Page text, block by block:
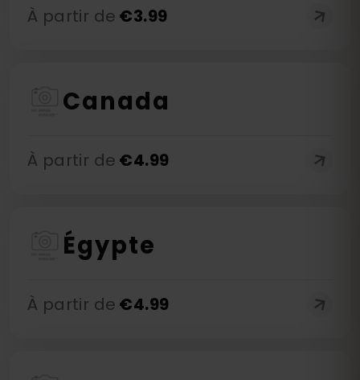
À partir de €3.99
Canada
À partir de €4.99
Égypte
À partir de €4.99